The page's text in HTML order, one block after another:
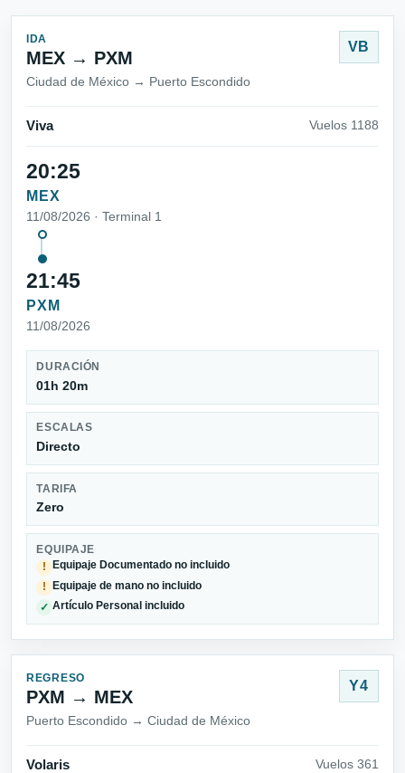
IDA
MEX → PXM
Ciudad de México → Puerto Escondido
VB
Viva Vuelos 1188
20:25
MEX
11/08/2026 · Terminal 1
21:45
PXM
11/08/2026
DURACIÓN
01h 20m
ESCALAS
Directo
TARIFA
Zero
EQUIPAJE
!
Equipaje Documentado no incluido
! Equipaje de mano no incluido
✓ Artículo Personal incluido
REGRESO
PXM → MEX
Puerto Escondido → Ciudad de México
Y4
Volaris Vuelos 361